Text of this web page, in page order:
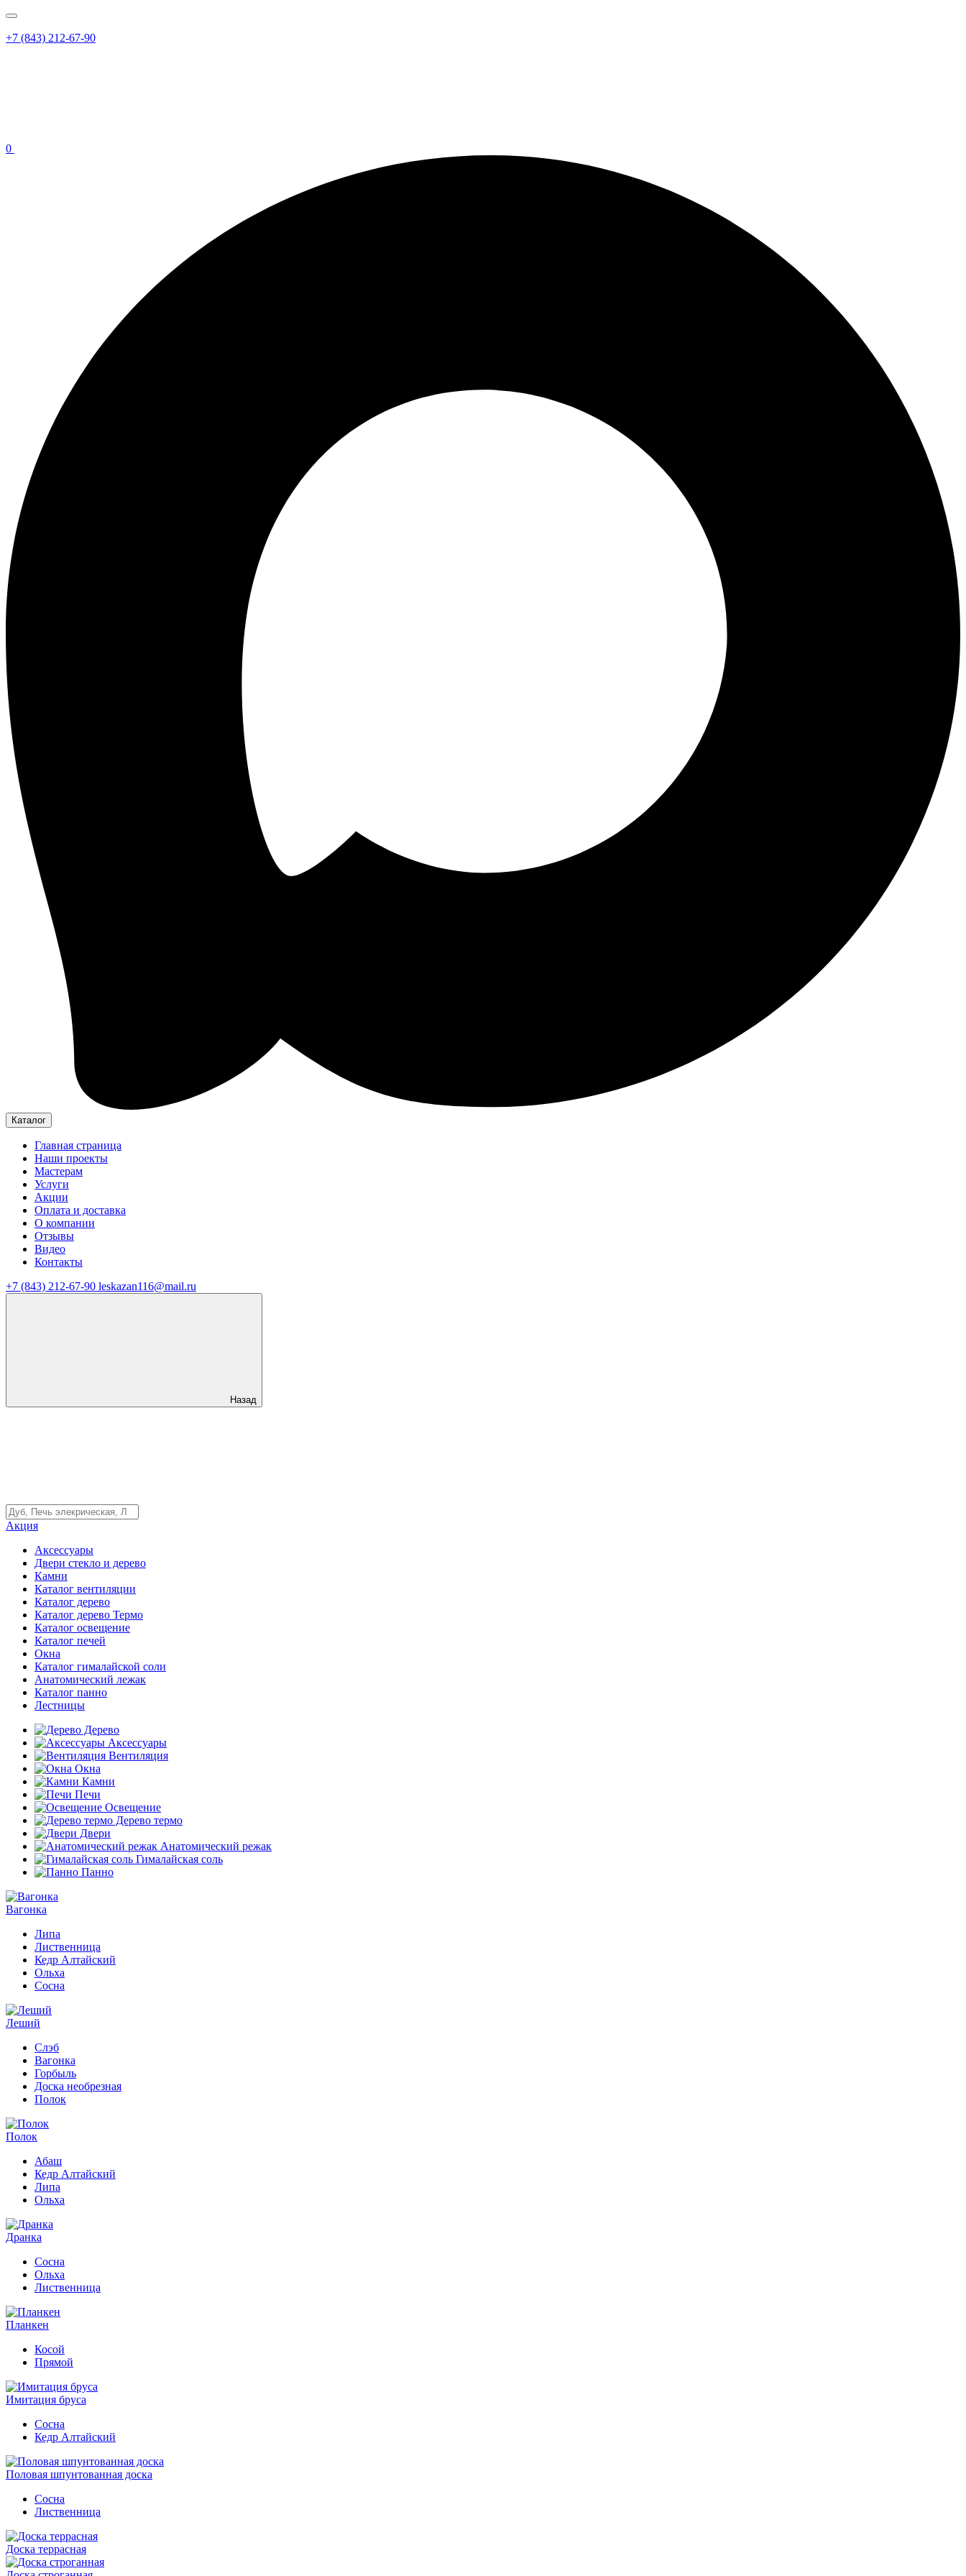
+7 (843) 212-67-90
0
Каталог
Главная страница
Наши проекты
Мастерам
Услуги
Акции
Оплата и доставка
О компании
Отзывы
Видео
Контакты
+7 (843) 212-67-90 leskazan116@mail.ru
Назад
Акция
Аксессуары
Двери стекло и дерево
Камни
Каталог вентиляции
Каталог дерево
Каталог дерево Термо
Каталог освещение
Каталог печей
Окна
Каталог гималайской соли
Анатомический лежак
Каталог панно
Лестницы
Дерево
Аксессуары
Вентиляция
Окна
Камни
Печи
Освещение
Дерево термо
Двери
Анатомический режак
Гималайская соль
Панно
Вагонка
Липа
Лиственница
Кедр Алтайский
Ольха
Сосна
Леший
Слэб
Вагонка
Горбыль
Доска необрезная
Полок
Полок
Абаш
Кедр Алтайский
Липа
Ольха
Дранка
Сосна
Ольха
Лиственница
Планкен
Косой
Прямой
Имитация бруса
Сосна
Кедр Алтайский
Половая шпунтованная доска
Сосна
Лиственница
Доска террасная